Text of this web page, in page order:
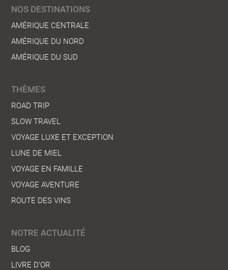
NOS DESTINATIONS
AMÉRIQUE CENTRALE
AMÉRIQUE DU NORD
AMÉRIQUE DU SUD
THÈMES
ROAD TRIP
SLOW TRAVEL
VOYAGE LUXE ET EXCEPTION
LUNE DE MIEL
VOYAGE EN FAMILLE
VOYAGE AVENTURE
ROUTE DES VINS
NOTRE ACTUALITÉ
BLOG
LIVRE D’OR